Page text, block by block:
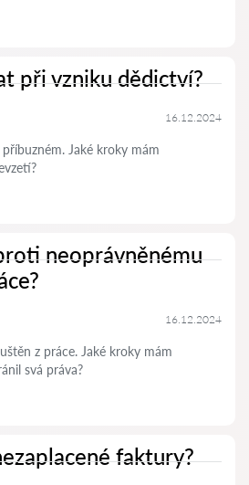
při vzniku dědictví?
16.12.2024
Jaké kroky mám
neoprávněnému
16.12.2024
z práce. Jaké kroky mám
svá práva?
faktury?